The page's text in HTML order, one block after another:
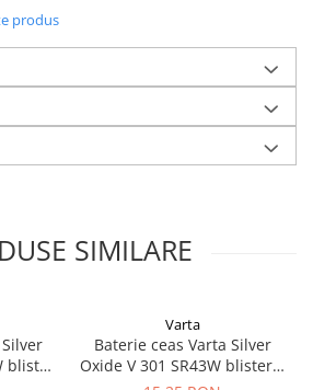
(BMS)
si testere
barci si
si
produs
SIMILARE
blister
Varta
Baterie ceas Varta Silver
Oxide V 301 SR43W blister 1